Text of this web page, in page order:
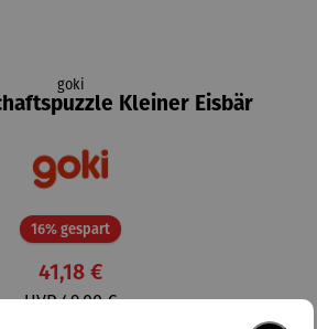
goki
Kleiner Eisbär
16% gespartRabatt
41,18 €
UVP49,00 €